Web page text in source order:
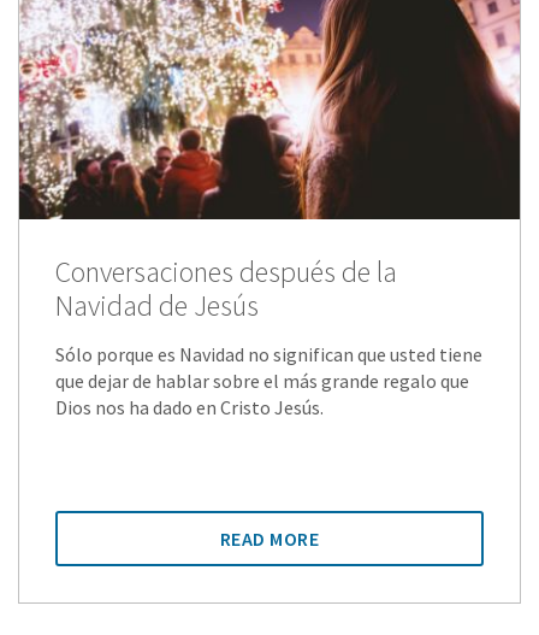
Conversaciones después de la
Navidad de Jesús
Sólo porque es Navidad no significan que usted tiene
que dejar de hablar sobre el más grande regalo que
Dios nos ha dado en Cristo Jesús.
READ MORE